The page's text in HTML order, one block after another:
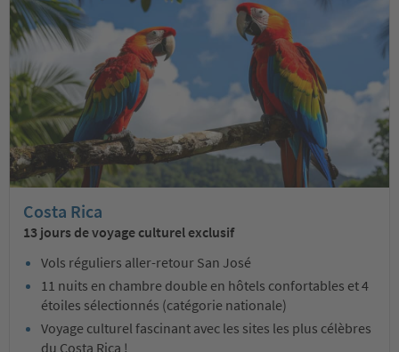
Costa Rica
13 jours de voyage culturel exclusif
Vols réguliers aller-retour San José
11 nuits en chambre double en hôtels confortables et 4
étoiles sélectionnés (catégorie nationale)
Voyage culturel fascinant avec les sites les plus célèbres
du Costa Rica !